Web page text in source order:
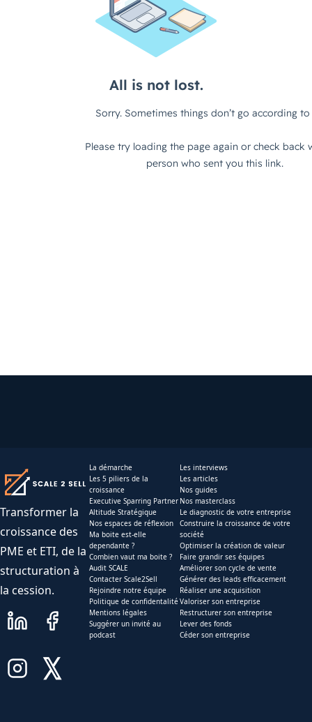
Transformer la
croissance des
PME et ETI, de la
structuration à
la cession.
La démarche
Les 5 piliers de la
croissance
Executive Sparring Partner
Altitude Stratégique
Nos espaces de réflexion
Ma boite est-elle
dependante ?
Combien vaut ma boite ?
Audit SCALE
Contacter Scale2Sell
Rejoindre notre équipe
Politique de confidentalité
Mentions légales
Suggérer un invité au
podcast
Les interviews
Les articles
Nos guides
Nos masterclass
Le diagnostic de votre entreprise
Construire la croissance de votre
société
Optimiser la création de valeur
Faire grandir ses équipes
Améliorer son cycle de vente
Générer des leads efficacement
Réaliser une acquisition
Valoriser son entreprise
Restructurer son entreprise
Lever des fonds
Céder son entreprise